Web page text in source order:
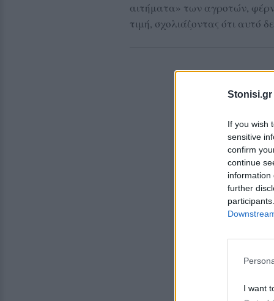
Stonisi.gr
If you wish
sensitive
confirm
continue
information
further
I want
αιτήματα» των αγροτών,
τιμή, σχολιάζοντας ότι αυτό